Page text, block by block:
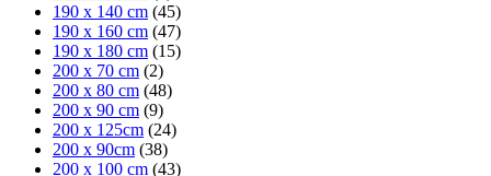
190 x 140 cm (45)
190 x 160 cm (47)
190 x 180 cm (15)
200 x 70 cm (2)
200 x 80 cm (48)
200 x 90 cm (9)
200 x 125cm (24)
200 x 90cm (38)
200 x 100 cm (43)